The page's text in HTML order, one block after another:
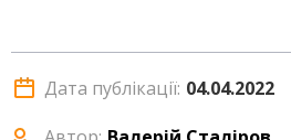
Дата публікації: 04.04.2022